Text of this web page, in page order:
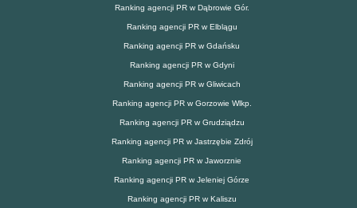
Ranking agencji PR w Dąbrowie Gór.
Ranking agencji PR w Elblągu
Ranking agencji PR w Gdańsku
Ranking agencji PR w Gdyni
Ranking agencji PR w Gliwicach
Ranking agencji PR w Gorzowie Wlkp.
Ranking agencji PR w Grudziądzu
Ranking agencji PR w Jastrzębie Zdrój
Ranking agencji PR w Jaworznie
Ranking agencji PR w Jeleniej Górze
Ranking agencji PR w Kaliszu